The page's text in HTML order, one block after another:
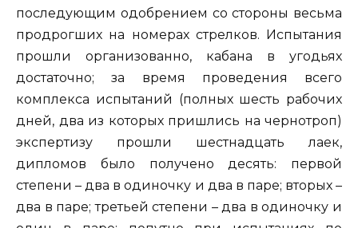
последующим одобрением со стороны весьма
продрогших на номерах стрелков. Испытания
прошли организованно, кабана в угодьях
достаточно; за время проведения всего
комплекса испытаний (полных шесть рабочих
дней, два из которых пришлись на чернотроп)
экспертизу прошли шестнадцать лаек,
дипломов было получено десять: первой
степени – два в одиночку и два в паре; вторых –
два в паре; третьей степени – два в одиночку и